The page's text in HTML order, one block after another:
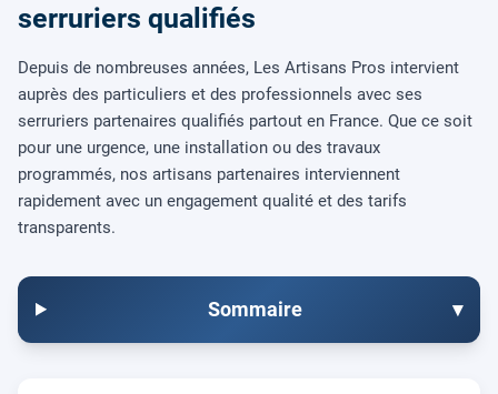
serruriers qualifiés
Depuis de nombreuses années, Les Artisans Pros intervient
auprès des particuliers et des professionnels avec ses
serruriers partenaires qualifiés partout en France. Que ce soit
pour une urgence, une installation ou des travaux
programmés, nos artisans partenaires interviennent
rapidement avec un engagement qualité et des tarifs
transparents.
Sommaire ▾